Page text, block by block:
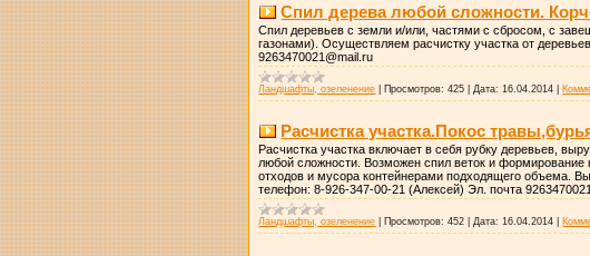
Спил дерева любой сложности.
Спил деревьев с земли и/или, частями с сбросом, с
газонами). Осуществляем расчистку участка от
9263470021@mail.ru
Ландшафты, озеленение Просмотров: 425 Дата: 16.04.2014
Расчистка участка.Покос
Расчистка участка включает в себя рубку деревьев,
любой сложности. Возможен спил веток и формирование
отходов и мусора контейнерами подходящего объема.
телефон: 8-926-347-00-21 (Алексей) Эл. почта
Ландшафты, озеленение Просмотров: 452 Дата: 16.04.2014